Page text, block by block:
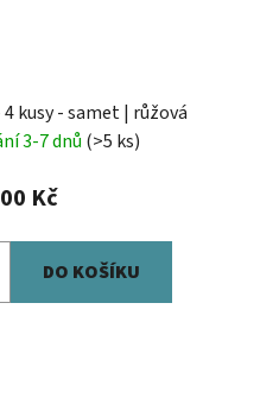
kusy - samet | růžová
3-7 dnů (>5 ks)
Kč
DO KOŠÍKU